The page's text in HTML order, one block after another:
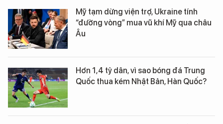
Mỹ tạm dừng viện trợ, Ukraine tính
“đường vòng” mua vũ khí Mỹ qua châu
Âu
Hơn 1,4 tỷ dân, vì sao bóng đá Trung
Quốc thua kém Nhật Bản, Hàn Quốc?